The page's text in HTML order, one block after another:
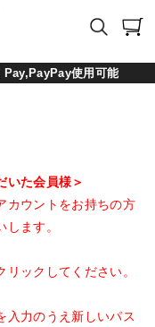
使用可能
いた会員様＞
カウントをお持ちの方
ます。
リックしてください。
入力のうえ新しいパス